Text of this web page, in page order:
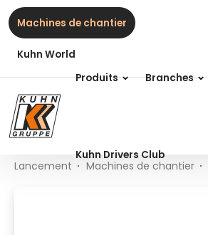
Contenu
Table des matières
Navigation principale
Table Of Content
V-17BASE N-R
Machines de chantier
Kuhn World
Produits Branches
Kuhn Drivers Club
Lancement Machines de chantier